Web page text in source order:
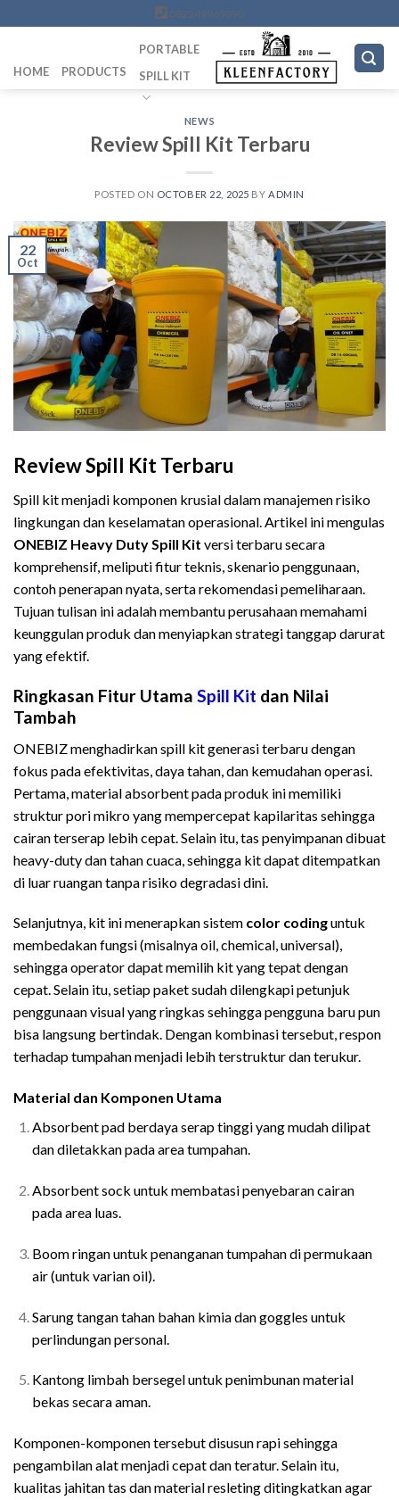
to
082249969090
HOME PRODUCTS
PORTABLE
SPILL KIT
NEWS
Review Spill Kit Terbaru
POSTED ON OCTOBER 22, 2025 BY ADMIN
22
Oct
Review Spill Kit Terbaru
Spill kit menjadi komponen krusial dalam manajemen risiko
lingkungan dan keselamatan operasional. Artikel ini mengulas
ONEBIZ Heavy Duty Spill Kit versi terbaru secara
komprehensif, meliputi fitur teknis, skenario penggunaan,
contoh penerapan nyata, serta rekomendasi pemeliharaan.
Tujuan tulisan ini adalah membantu perusahaan memahami
keunggulan produk dan menyiapkan strategi tanggap darurat
yang efektif.
Ringkasan Fitur Utama Spill Kit dan Nilai
Tambah
ONEBIZ menghadirkan spill kit generasi terbaru dengan
fokus pada efektivitas, daya tahan, dan kemudahan operasi.
Pertama, material absorbent pada produk ini memiliki
struktur pori mikro yang mempercepat kapilaritas sehingga
cairan terserap lebih cepat. Selain itu, tas penyimpanan dibuat
heavy-duty dan tahan cuaca, sehingga kit dapat ditempatkan
di luar ruangan tanpa risiko degradasi dini.
Selanjutnya, kit ini menerapkan sistem color codinguntuk
membedakan fungsi (misalnya oil, chemical, universal),
sehingga operator dapat memilih kit yang tepat dengan
cepat. Selain itu, setiap paket sudah dilengkapi petunjuk
penggunaan visual yang ringkas sehingga pengguna baru pun
bisa langsung bertindak. Dengan kombinasi tersebut, respon
terhadap tumpahan menjadi lebih terstruktur dan terukur.
Material dan Komponen Utama
Absorbent pad berdaya serap tinggi yang mudah dilipat
dan diletakkan pada area tumpahan.
Absorbent sock untuk membatasi penyebaran cairan
pada area luas.
Boom ringan untuk penanganan tumpahan di permukaan
air (untuk varian oil).
Sarung tangan tahan bahan kimia dan goggles untuk
perlindungan personal.
Kantong limbah bersegel untuk penimbunan material
bekas secara aman.
Komponen-komponen tersebut disusun rapi sehingga
pengambilan alat menjadi cepat dan teratur. Selain itu,
kualitas jahitan tas dan material resleting ditingkatkan agar